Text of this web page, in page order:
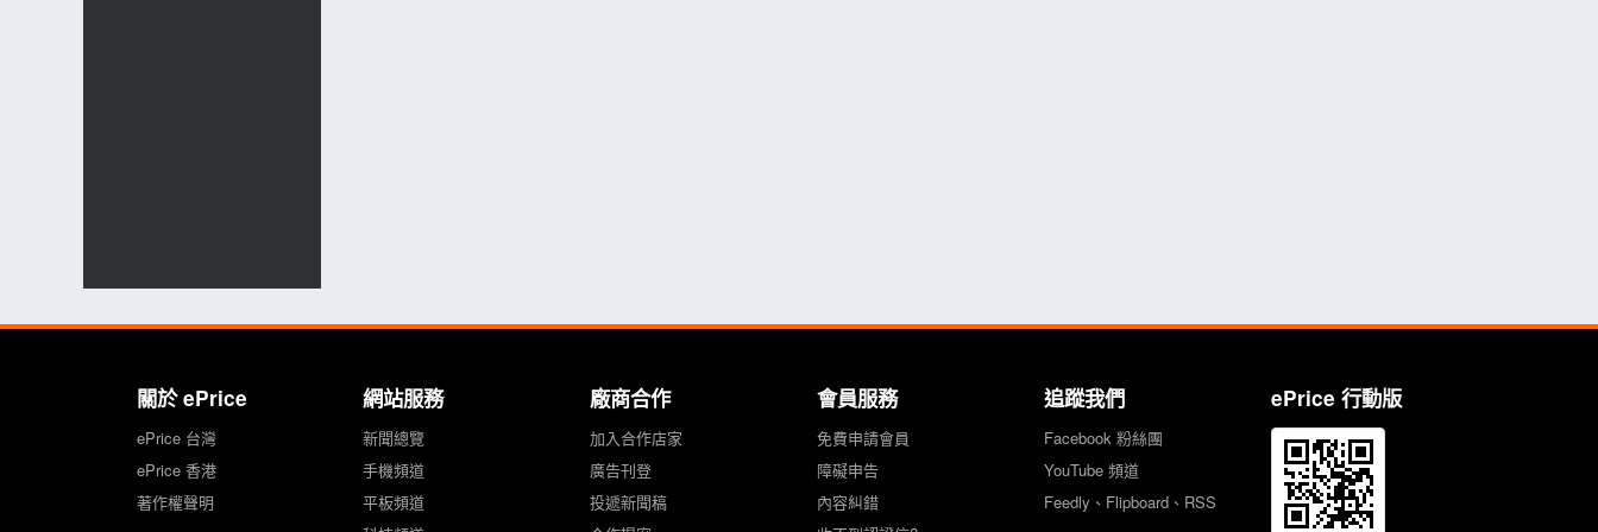
關於 ePrice
ePrice 台灣
ePrice 香港
著作權聲明
網站服務
新聞總覽
手機頻道
平板頻道
廠商合作
加入合作店家
廣告刊登
投遞新聞稿
會員服務
免費申請會員
障礙申告
內容糾錯
追蹤我們
Facebook 粉絲團
YouTube 頻道
Feedly、Flipboard、RSS
ePrice 行動版